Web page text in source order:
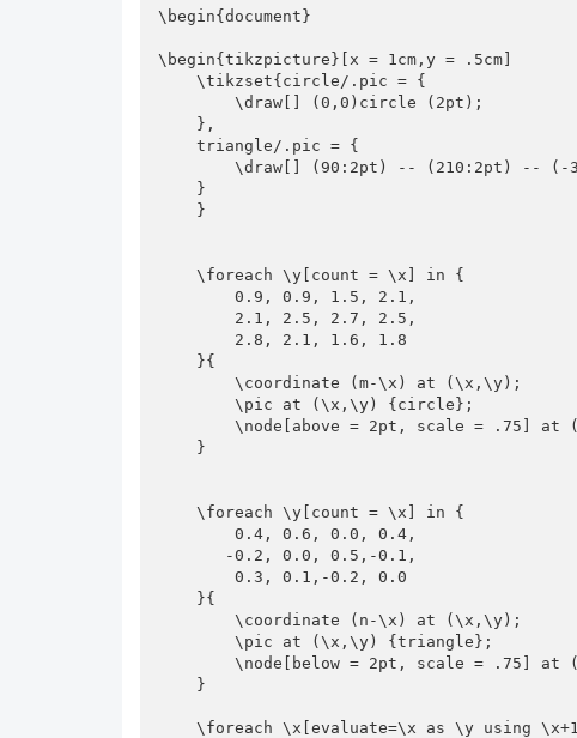
\begin{document}
\begin{tikzpicture}[x = 1cm,y = .5cm]
    \tikzset{circle/.pic = {
        \draw[] (0,0)circle (2pt);
    triangle/.pic = {
        \draw[] (90:2pt) -- (210:2pt) -- (-30:2pt) -- cycle;
    \foreach \y[count = \x] in {
        0.9, 0.9, 1.5, 2.1,
        \coordinate (m-\x) at (\x,\y);
        \pic at (\x,\y) {circle};
        \node[above = 2pt, scale = .75] at (\x,\y) {\y};
    \foreach \y[count = \x] in {
        0.4, 0.6, 0.0, 0.4,
        0.3, 0.1,-0.2, 0.0
        \coordinate (n-\x) at (\x,\y);
        \pic at (\x,\y) {triangle};
        \node[below = 2pt, scale = .75] at (\x,\y) {\y};
    \foreach \x[evaluate=\x as \y using \x+1] in {1,2,...,11} {